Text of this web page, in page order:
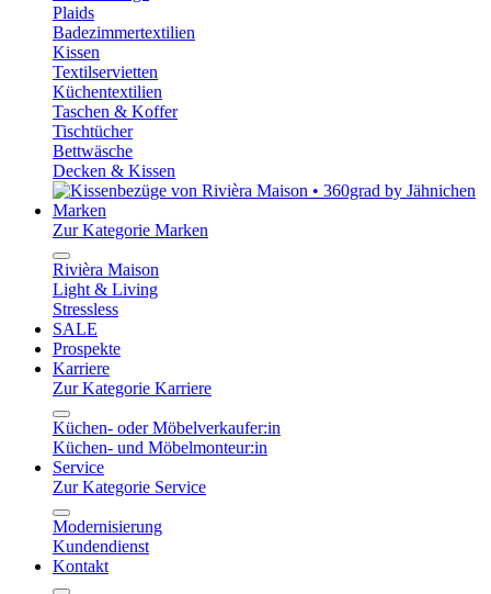
Plaids
Badezimmertextilien
Kissen
Textilservietten
Küchentextilien
Taschen & Koffer
Tischtücher
Bettwäsche
Decken & Kissen
Marken
Zur Kategorie Marken
Rivièra Maison
Light & Living
Stressless
SALE
Prospekte
Karriere
Zur Kategorie Karriere
Küchen- oder Möbelverkaufer:in
Küchen- und Möbelmonteur:in
Service
Zur Kategorie Service
Modernisierung
Kundendienst
Kontakt